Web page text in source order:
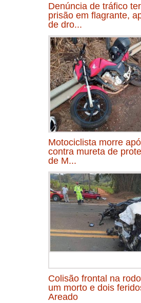
Denúncia de tráfico
prisão em flagrante,
de dro...
Motociclista morre
contra mureta de
de M...
Colisão frontal na
um morto e dois
Areado